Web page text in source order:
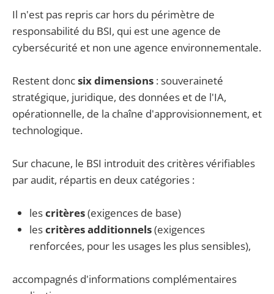
Il n'est pas repris car hors du périmètre de
responsabilité du BSI, qui est une agence de
cybersécurité et non une agence environnementale.
Restent doncsix dimensions : souveraineté
stratégique, juridique, des données et de l'IA,
opérationnelle, de la chaîne d'approvisionnement, et
technologique.
Sur chacune, le BSI introduit des critères vérifiables
par audit, répartis en deux catégories :
lescritères(exigences de base)
lescritères additionnels(exigences
renforcées, pour les usages les plus sensibles),
accompagnés d'informations complémentaires